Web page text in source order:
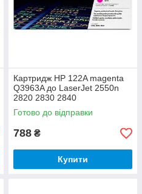
Картридж HP 122A magenta
Q3963A до LaserJet 2550n
2820 2830 2840
Готово до відправки
788 ₴
Купити